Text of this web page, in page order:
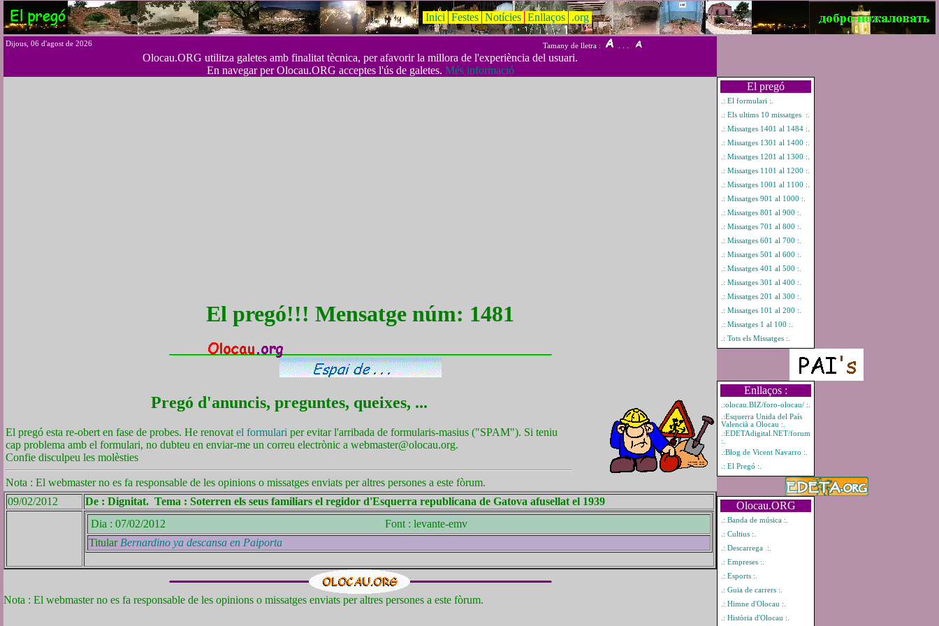
Inici Festes Notícies Enllaços .org
Dijous, 06 d'agost de 2026 Tamany de lletra :
Olocau.ORG utilitza galetes amb finalitat tècnica, per afavorir la millora de l'experiència del usuari.
En navegar per Olocau.ORG acceptes l'ús de galetes. Més informació
El pregó!!! Mensatge núm: 1481
Pregó d'anuncis, preguntes, queixes, ...
El pregó esta re-obert en fase de probes. He renovat el formulari per evitar l'arribada de formularis-masius ("SPAM"). Si teniu
cap problema amb el formulari, no dubteu en enviar-me un correu electrònic a webmaster@olocau.org.
Confie disculpeu les molèsties
Nota : El webmaster no es fa responsable de les opinions o missatges enviats per altres persones a este fòrum.
09/02/2012
De : Dignitat. Tema : Soterren els seus familiars el regidor d'Esquerra republicana de Gatova afusellat el 1939
Dia : 07/02/2012
Font : levante-emv
Titular Bernardino ya descansa en Paiporta
Nota : El webmaster no es fa responsable de les opinions o missatges enviats per altres persones a este fòrum.
El pregó
.: El formulari :.
.: Els ultims 10 missatges :.
.: Missatges 1401 al 1484 :.
.: Missatges 1301 al 1400 :.
.: Missatges 1201 al 1300 :.
.: Missatges 1101 al 1200 :.
.: Missatges 1001 al 1100 :.
.: Missatges 901 al 1000 :.
.: Missatges 801 al 900 :.
.: Missatges 701 al 800 :.
.: Missatges 601 al 700 :.
.: Missatges 501 al 600 :.
.: Missatges 401 al 500 :.
.: Missatges 301 al 400 :.
.: Missatges 201 al 300 :.
.: Missatges 101 al 200 :.
.: Missatges 1 al 100 :.
.: Tots els Missatges :.
Enllaços :
.:olocau.BIZ/foro-olocau/ :.
.:Esquerra Unida del País
Valencià a Olocau :.
.:EDETAdigital.NET/forum
:.
.:Blog de Vicent Navarro :.
.: El Pregó :.
Olocau.ORG
.: Banda de música :.
.: Cultius :.
.: Descarrega :.
.: Empreses :.
.: Esports :.
.: Guia de carrers :.
.: Himne d'Olocau :.
.: Història d'Olocau :.